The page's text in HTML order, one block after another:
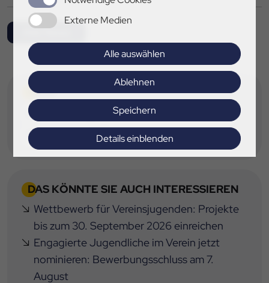
Externe Medien
Alle auswählen
Ablehnen
Speichern
Details einblenden
Alle News
TAGS
Gudrun Hofinga
RV Stöckheim Wolfenbüttel
Trainingstag
DAS KÖNNTE SIE AUCH INTERESSIEREN
Wettbewerb für Vereinsjugenden: Projekte
bis zum 30. September 2026 einreichen
Engagierte Jugendliche im Verein jetzt
nominieren: Bewerbungsschluss am 7.
August